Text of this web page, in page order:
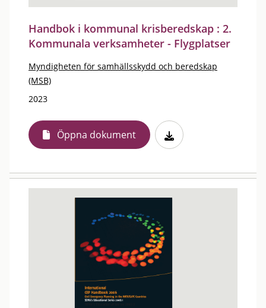
Handbok i kommunal krisberedskap : 2.
Kommunala verksamheter - Flygplatser
Myndigheten för samhällsskydd och beredskap
(MSB)
2023
Öppna dokument